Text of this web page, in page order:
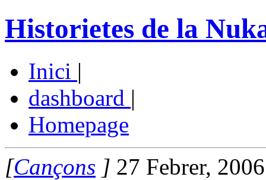
Historietes de la
Inici |
dashboard |
Homepage
[Cançons ] 27 Febrer,